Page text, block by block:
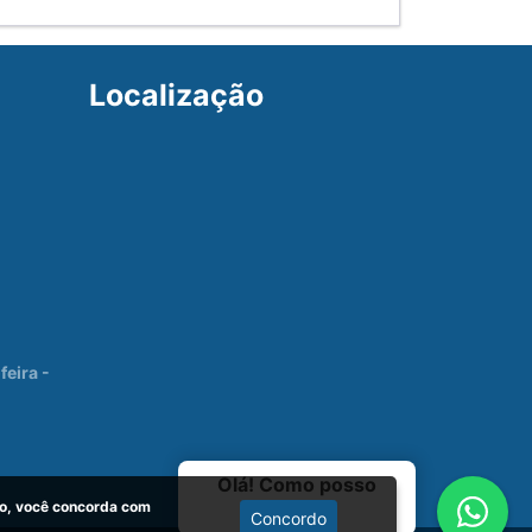
Olá! Como posso
ajudar?
-
Localização
você concorda com
Concordo